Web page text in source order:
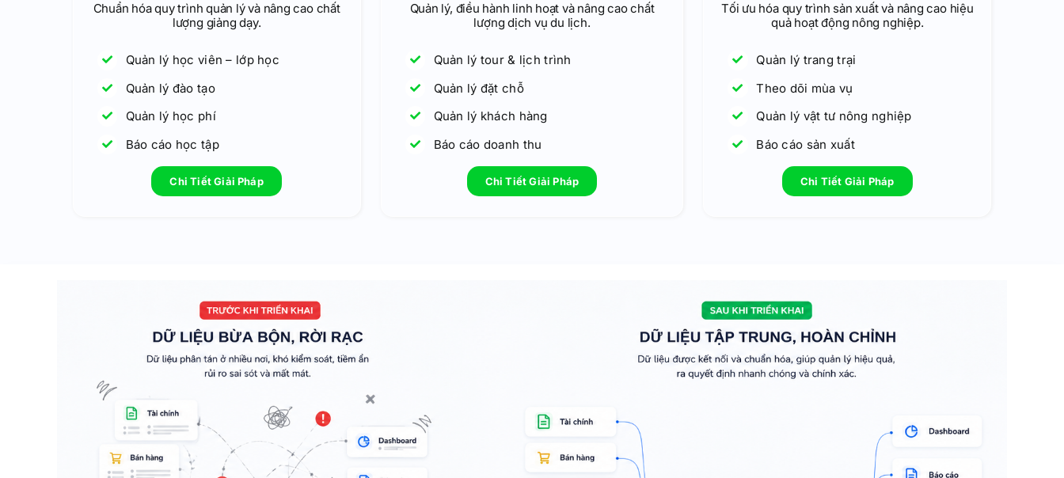
Chuẩn hóa quy trình quản lý và nâng cao chất
lượng giảng dạy.
Quản lý học viên – lớp học
Quản lý đào tạo
Quản lý học phí
Báo cáo học tập
Chi Tiết Giải Pháp
Quản lý, điều hành linh hoạt và nâng cao chất
lượng dịch vụ du lịch.
Quản lý tour & lịch trình
Quản lý đặt chỗ
Quản lý khách hàng
Báo cáo doanh thu
Chi Tiết Giải Pháp
Tối ưu hóa quy trình sản xuất và nâng cao hiệu
quả hoạt động nông nghiệp.
Quản lý trang trại
Theo dõi mùa vụ
Quản lý vật tư nông nghiệp
Báo cáo sản xuất
Chi Tiết Giải Pháp